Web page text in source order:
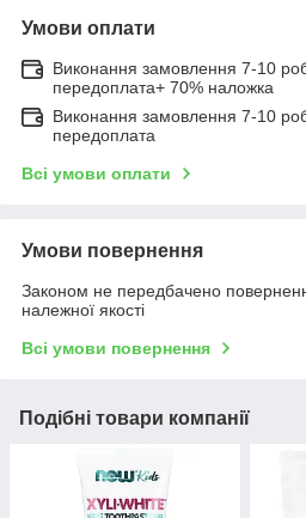
Умови оплати
Виконання замовлення 7-10
передоплата+ 70% наложка
Виконання замовлення 7-10
передоплата
Всі умови оплати
Умови повернення
Законом не передбачено
належної якості
Всі умови повернення
Подібні товари компанії